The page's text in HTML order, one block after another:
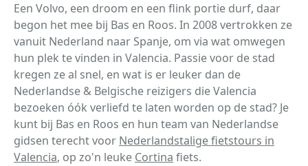
Een Volvo, een droom en een flink portie durf, daar
begon het mee bij Bas en Roos. In 2008 vertrokken ze
vanuit Nederland naar Spanje, om via wat omwegen
hun plek te vinden in Valencia. Passie voor de stad
kregen ze al snel, en wat is er leuker dan de
Nederlandse & Belgische reizigers die Valencia
bezoeken óók verliefd te laten worden op de stad? Je
kunt bij Bas en Roos en hun team van Nederlandse
gidsen terecht voor Nederlandstalige fietstours in
Valencia, op zo'n leuke Cortina fiets.